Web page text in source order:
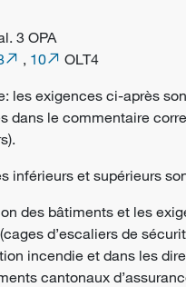
3 OPA
, 10
OLT4
les exigences ci-après
dans le commentaire
inférieurs et supérieurs
des bâtiments et les
d’escaliers de
incendie et dans les
cantonaux